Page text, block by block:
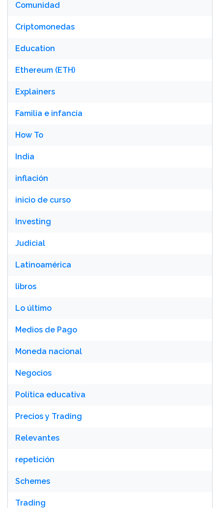
Comunidad
Criptomonedas
Education
Ethereum (ETH)
Explainers
Familia e infancia
How To
India
inflación
inicio de curso
Investing
Judicial
Latinoamérica
libros
Lo último
Medios de Pago
Moneda nacional
Negocios
Política educativa
Precios y Trading
Relevantes
repetición
Schemes
Trading